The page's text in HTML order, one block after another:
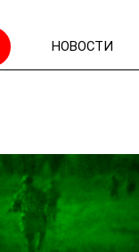
НОВОСТИ